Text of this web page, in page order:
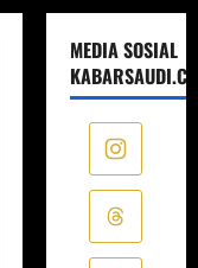
MEDIA SOSIAL